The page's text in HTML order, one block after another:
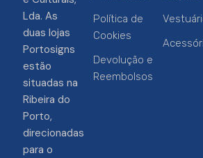
Lda. As
duas lojas
Portosigns
estão
situadas na
Ribeira do
Porto,
direcionadas
para o
Política de
Cookies
Devolução e
Reembolsos